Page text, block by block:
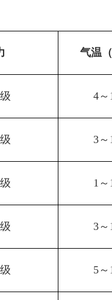
气温
4～
3～
1～
3～
5～